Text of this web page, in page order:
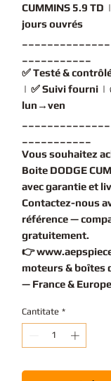
CUMMINS 5.9
jours ouvrés
✅Testé &
| ✅Suivi fourni |
lun→ven
Vous souhaitez
Boite DODGE
avec garantie et
Contactez-nous
référence —
gratuitement.
👉
moteurs & boîtes
— France &
Cantitate *